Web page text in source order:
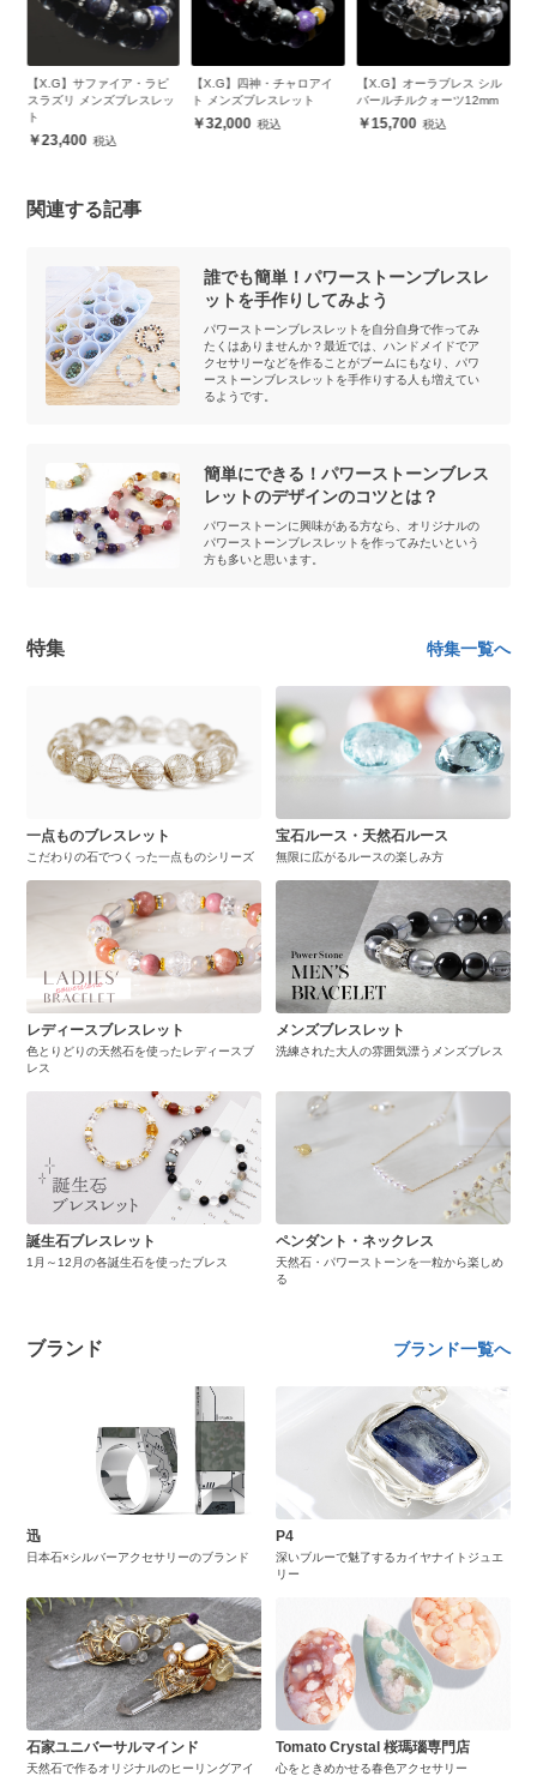
【X.G】サファイア・ラピ
スラズリ メンズブレスレッ
ト
23,400
【X.G】四神・チャロアイ
ト メンズブレスレット
32,000
【X.G】オーラブレス シル
バールチルクォーツ12mm
15,700
関連する記事
誰でも簡単！パワーストーンブレスレ
ットを手作りしてみよう
パワーストーンブレスレットを自分自身で作ってみ
たくはありませんか？最近では、ハンドメイドでア
クセサリーなどを作ることがブームにもなり、パワ
ーストーンブレスレットを手作りする人も増えてい
るようです。
簡単にできる！パワーストーンブレス
レットのデザインのコツとは？
パワーストーンに興味がある方なら、オリジナルの
パワーストーンブレスレットを作ってみたいという
方も多いと思います。
特集 特集一覧へ
一点ものブレスレット
こだわりの石でつくった一点ものシリーズ
宝石ルース・天然石ルース
無限に広がるルースの楽しみ方
レディースブレスレット
色とりどりの天然石を使ったレディースブ
レス
メンズブレスレット
洗練された大人の雰囲気漂うメンズブレス
誕生石ブレスレット
1月～12月の各誕生石を使ったブレス
ペンダント・ネックレス
天然石・パワーストーンを一粒から楽しめ
る
ブランド ブランド一覧へ
迅
日本石×シルバーアクセサリーのブランド
P4
深いブルーで魅了するカイヤナイトジュエ
リー
石家ユニバーサルマインド
天然石で作るオリジナルのヒーリングアイ
Tomato Crystal 桜瑪瑙専門店
心をときめかせる春色アクセサリー